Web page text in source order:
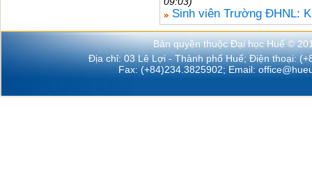
Sinh viên Trường ĐHNL:
Bản quyền thuộc Đại học Huế ©
Địa chỉ: 03 Lê Lợi - Thành phố Huế; Điện thoại:
Fax: (+84)234.3825902; Email: